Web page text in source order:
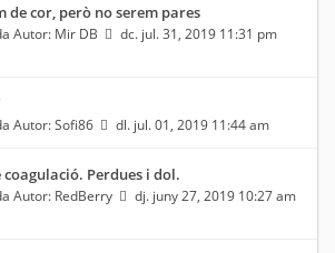
de cor, però no serem pares
Autor: Mir DB
dc. jul. 31, 2019 11:31 pm
Autor:Sofi86 dl. jul. 01, 2019 11:44 am
coagulació. Perdues i dol.
Autor: RedBerry
dj. juny 27, 2019 10:27 am